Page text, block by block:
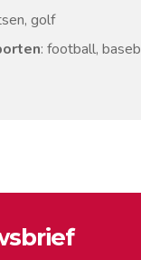
golf
: football,